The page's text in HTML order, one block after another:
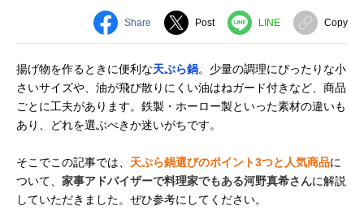
Share Post LINE Copy
揚げ物を作るときに便利な天ぷら鍋。少量の調理にぴったりな小
さいサイズや、油が飛び散りにくい油はねガード付きなど、商品
ごとに工夫があります。鉄製・ホーロー製といった素材の違いも
あり、どれを選ぶべきか迷いがちです。
そこでこの記事では、 天ぷら鍋選びのポイント3つと人気商品に
ついて、 家事アドバイザーで料理家でもある河野真希さんに解説
していただきました。ぜひ参考にしてください。